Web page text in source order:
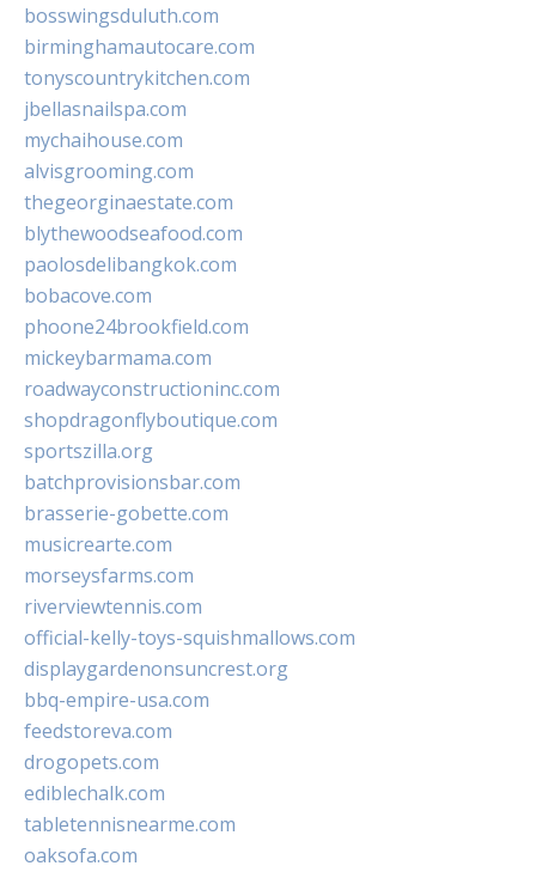
bosswingsduluth.com
birminghamautocare.com
tonyscountrykitchen.com
jbellasnailspa.com
mychaihouse.com
alvisgrooming.com
thegeorginaestate.com
blythewoodseafood.com
paolosdelibangkok.com
bobacove.com
phoone24brookfield.com
mickeybarmama.com
roadwayconstructioninc.com
shopdragonflyboutique.com
sportszilla.org
batchprovisionsbar.com
brasserie-gobette.com
musicrearte.com
morseysfarms.com
riverviewtennis.com
official-kelly-toys-squishmallows.com
displaygardenonsuncrest.org
bbq-empire-usa.com
feedstoreva.com
drogopets.com
ediblechalk.com
tabletennisnearme.com
oaksofa.com